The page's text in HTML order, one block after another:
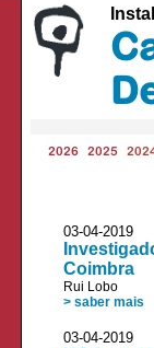
2026 2025
03-04-
Coimbra
Rui Lobo
> saber mais
03-04-2019